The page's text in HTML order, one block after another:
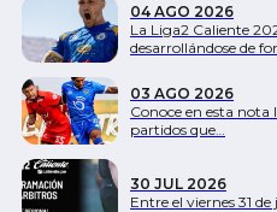
Clubes
Noticias
Documentos
04 AGO 2026
La Liga2 Caliente
desarrollándose de
03 AGO 2026
Conoce en esta nota
partidos que…
30 JUL 2026
Entre el viernes 31